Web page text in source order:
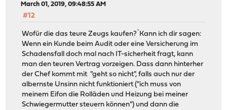
March 01, 2019, 09:48:55 AM
#12
Wofür die das teure Zeugs kaufen?`Kann ich dir sagen:
Wenn ein Kunde beim Audit oder eine Versicherung im
Schadensfall doch mal nach IT-sicherheit fragt, kann
man den teuren Vertrag vorzeigen. Dass dann hinterher
der Chef kommt mit "geht so nicht", falls auch nur der
albernste Unsinn nicht funktioniert ("ich muss von
meinem Eifon die Rolläden und Heizung bei meiner
Schwiegermutter steuern können") und dann die